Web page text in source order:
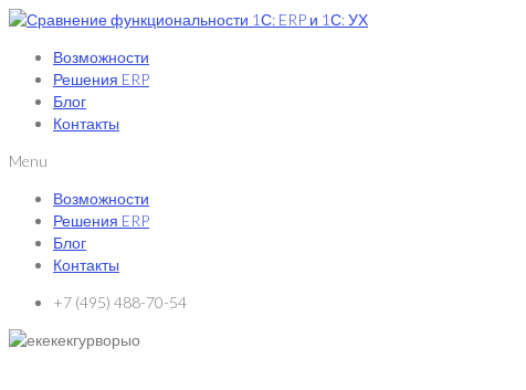
Возможности
Решения ERP
Блог
Контакты
Menu
Возможности
Решения ERP
Блог
Контакты
+7 (495) 488-70-54